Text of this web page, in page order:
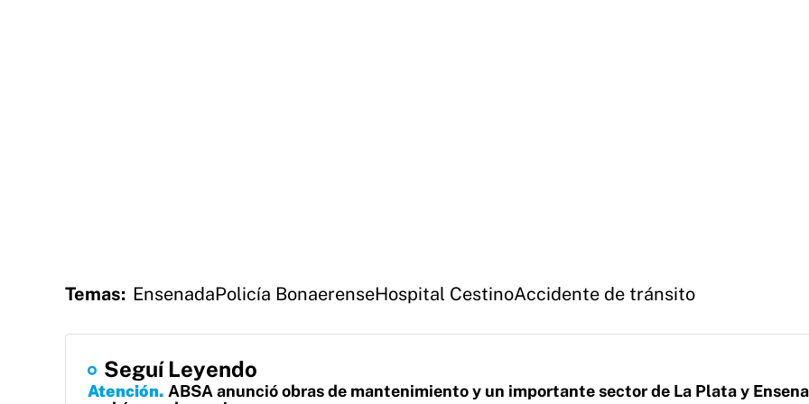
Temas: EnsenadaPolicía BonaerenseHospital CestinoAccidente de tránsito
Seguí Leyendo
Atención ABSA anunció obras de mantenimiento y un importante sector de La Plata y